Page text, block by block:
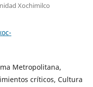
Xochimilco
Metropolitana,
críticos, Cultura